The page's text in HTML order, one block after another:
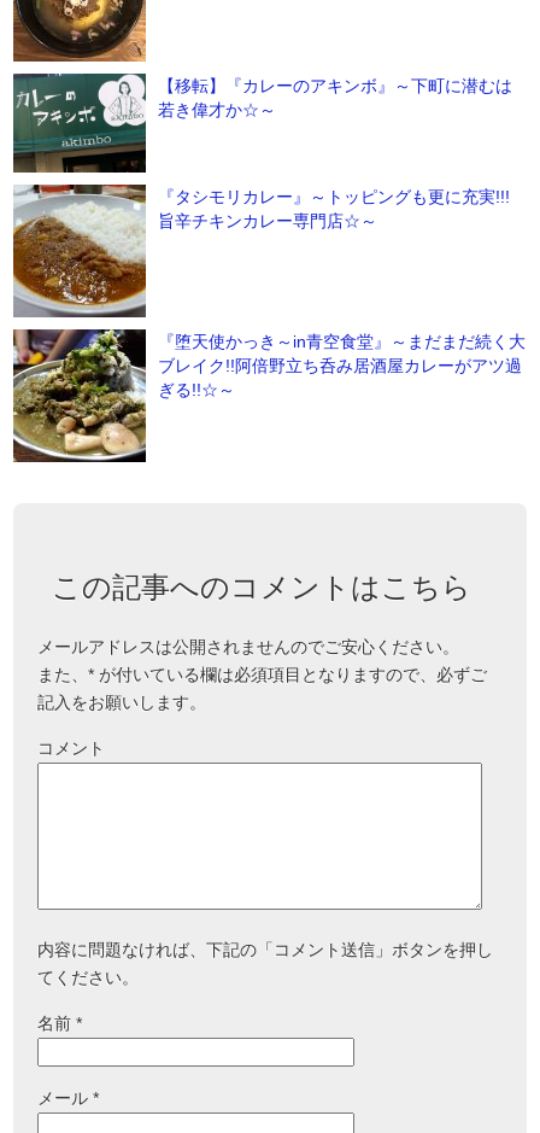
【移転】『カレーのアキンボ』～下町に潜むは
若き偉才か☆～
『タシモリカレー』～トッピングも更に充実!!!
旨辛チキンカレー専門店☆～
『堕天使かっき～in青空食堂』～まだまだ続く大
ブレイク!!阿倍野立ち呑み居酒屋カレーがアツ過
ぎる!!☆～
この記事へのコメントはこちら
メールアドレスは公開されませんのでご安心ください。
また、* が付いている欄は必須項目となりますので、必ずご
記入をお願いします。
コメント
内容に問題なければ、下記の「コメント送信」ボタンを押し
てください。
名前*
メール*